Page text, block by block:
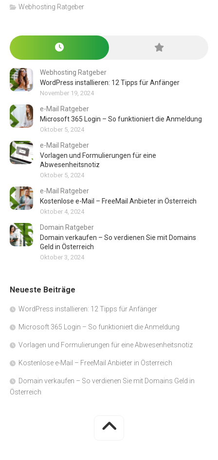
Webhosting Ratgeber
Webhosting Ratgeber
WordPress installieren: 12 Tipps für Anfänger
November 19, 2024
e-Mail Ratgeber
Microsoft 365 Login – So funktioniert die Anmeldung
Oktober 5, 2024
e-Mail Ratgeber
Vorlagen und Formulierungen für eine
Abwesenheitsnotiz
Oktober 5, 2024
e-Mail Ratgeber
Kostenlose e-Mail – FreeMail Anbieter in Österreich
Oktober 4, 2024
Domain Ratgeber
Domain verkaufen – So verdienen Sie mit Domains
Geld in Österreich
Oktober 3, 2024
Neueste Beiträge
WordPress installieren: 12 Tipps für Anfänger
Microsoft 365 Login – So funktioniert die Anmeldung
Vorlagen und Formulierungen für eine Abwesenheitsnotiz
Kostenlose e-Mail – FreeMail Anbieter in Österreich
Domain verkaufen – So verdienen Sie mit Domains Geld in
Österreich